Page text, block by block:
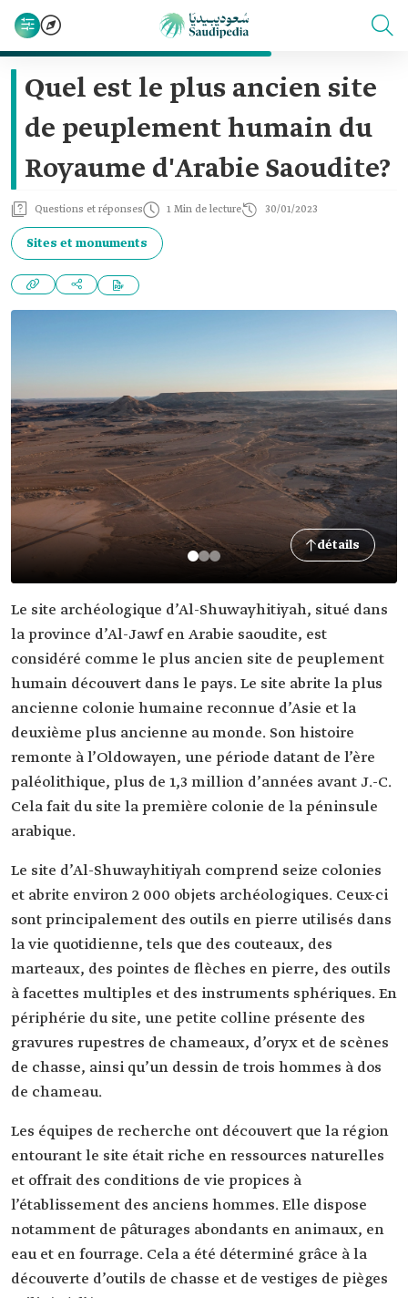
Quel est le plus ancien site
de peuplement humain du
Royaume d'Arabie Saoudite?
Questions et réponses 1 Min de lecture 30/01/2023
Sites et monuments
détails
Le site archéologique d’Al-Shuwayhitiyah, situé dans
la province d’Al-Jawf en Arabie saoudite, est
considéré comme le plus ancien site de peuplement
humain découvert dans le pays. Le site abrite la plus
ancienne colonie humaine reconnue d’Asie et la
deuxième plus ancienne au monde. Son histoire
remonte à l’Oldowayen, une période datant de l’ère
paléolithique, plus de 1,3 million d’années avant J.-C.
Cela fait du site la première colonie de la péninsule
arabique.
Le site d’Al-Shuwayhitiyah comprend seize colonies
et abrite environ 2 000 objets archéologiques. Ceux-ci
sont principalement des outils en pierre utilisés dans
la vie quotidienne, tels que des couteaux, des
marteaux, des pointes de flèches en pierre, des outils
à facettes multiples et des instruments sphériques. En
périphérie du site, une petite colline présente des
gravures rupestres de chameaux, d’oryx et de scènes
de chasse, ainsi qu’un dessin de trois hommes à dos
de chameau.
Les équipes de recherche ont découvert que la région
entourant le site était riche en ressources naturelles
et offrait des conditions de vie propices à
l’établissement des anciens hommes. Elle dispose
notamment de pâturages abondants en animaux, en
eau et en fourrage. Cela a été déterminé grâce à la
découverte d’outils de chasse et de vestiges de pièges